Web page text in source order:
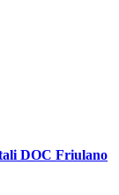
DOC Friulano